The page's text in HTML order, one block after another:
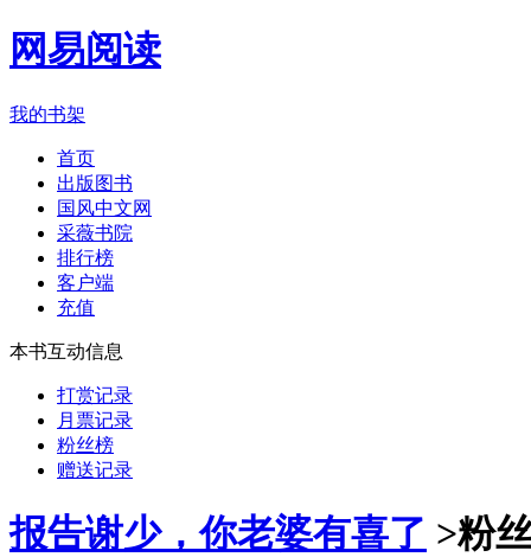
网易阅读
我的书架
首页
出版图书
国风中文网
采薇书院
排行榜
客户端
充值
本书互动信息
打赏记录
月票记录
粉丝榜
赠送记录
报告谢少，你老婆有喜了 >粉